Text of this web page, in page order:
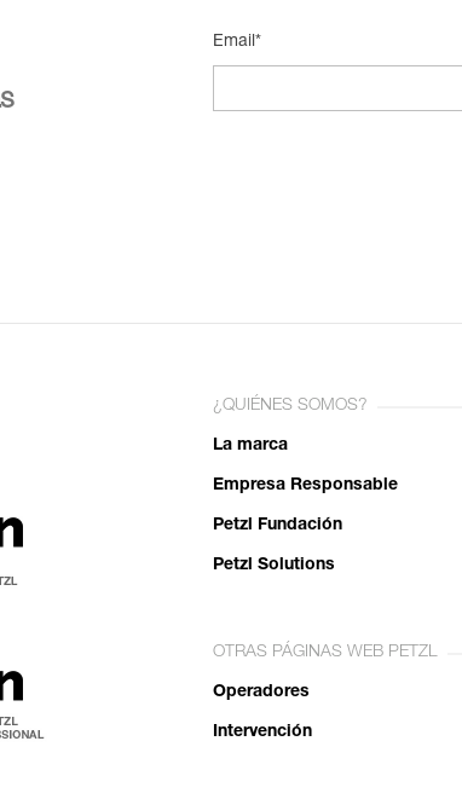
Email*
¿QUIÉNES SOMOS?
La marca
Empresa Responsable
Petzl Fundación
Petzl Solutions
OTRAS PÁGINAS WEB PETZL
Operadores
Intervención